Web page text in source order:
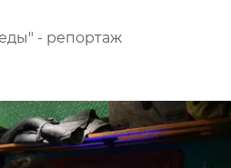
- репортаж